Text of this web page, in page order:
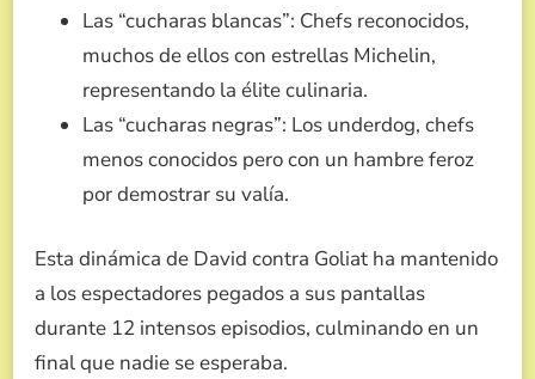
Las “cucharas blancas”: Chefs reconocidos,
muchos de ellos con estrellas Michelin,
representando la élite culinaria.
Las “cucharas negras”: Los underdog, chefs
menos conocidos pero con un hambre feroz
por demostrar su valía.
Esta dinámica de David contra Goliat ha mantenido
a los espectadores pegados a sus pantallas
durante 12 intensos episodios, culminando en un
final que nadie se esperaba.